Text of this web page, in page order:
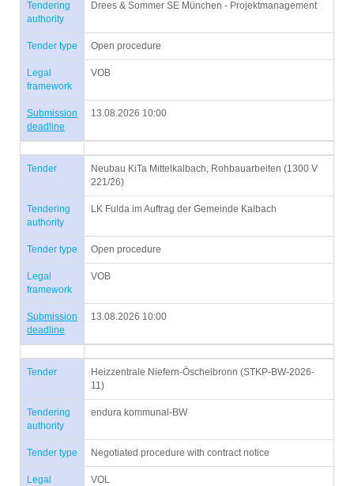
Tendering
authority
Drees & Sommer SE München - Projektmanagement
Tender type Open procedure
Legal
framework
VOB
Submission
deadline
13.08.2026 10:00
Tender
Neubau KiTa Mittelkalbach, Rohbauarbeiten (1300 V
221/26)
Tendering
authority
LK Fulda im Auftrag der Gemeinde Kalbach
Tender type Open procedure
Legal
framework
VOB
Submission
deadline
13.08.2026 10:00
Tender
Heizzentrale Niefern-Öschelbronn (STKP-BW-2026-
11)
Tendering
authority
endura kommunal-BW
Tender type Negotiated procedure with contract notice
Legal
VOL